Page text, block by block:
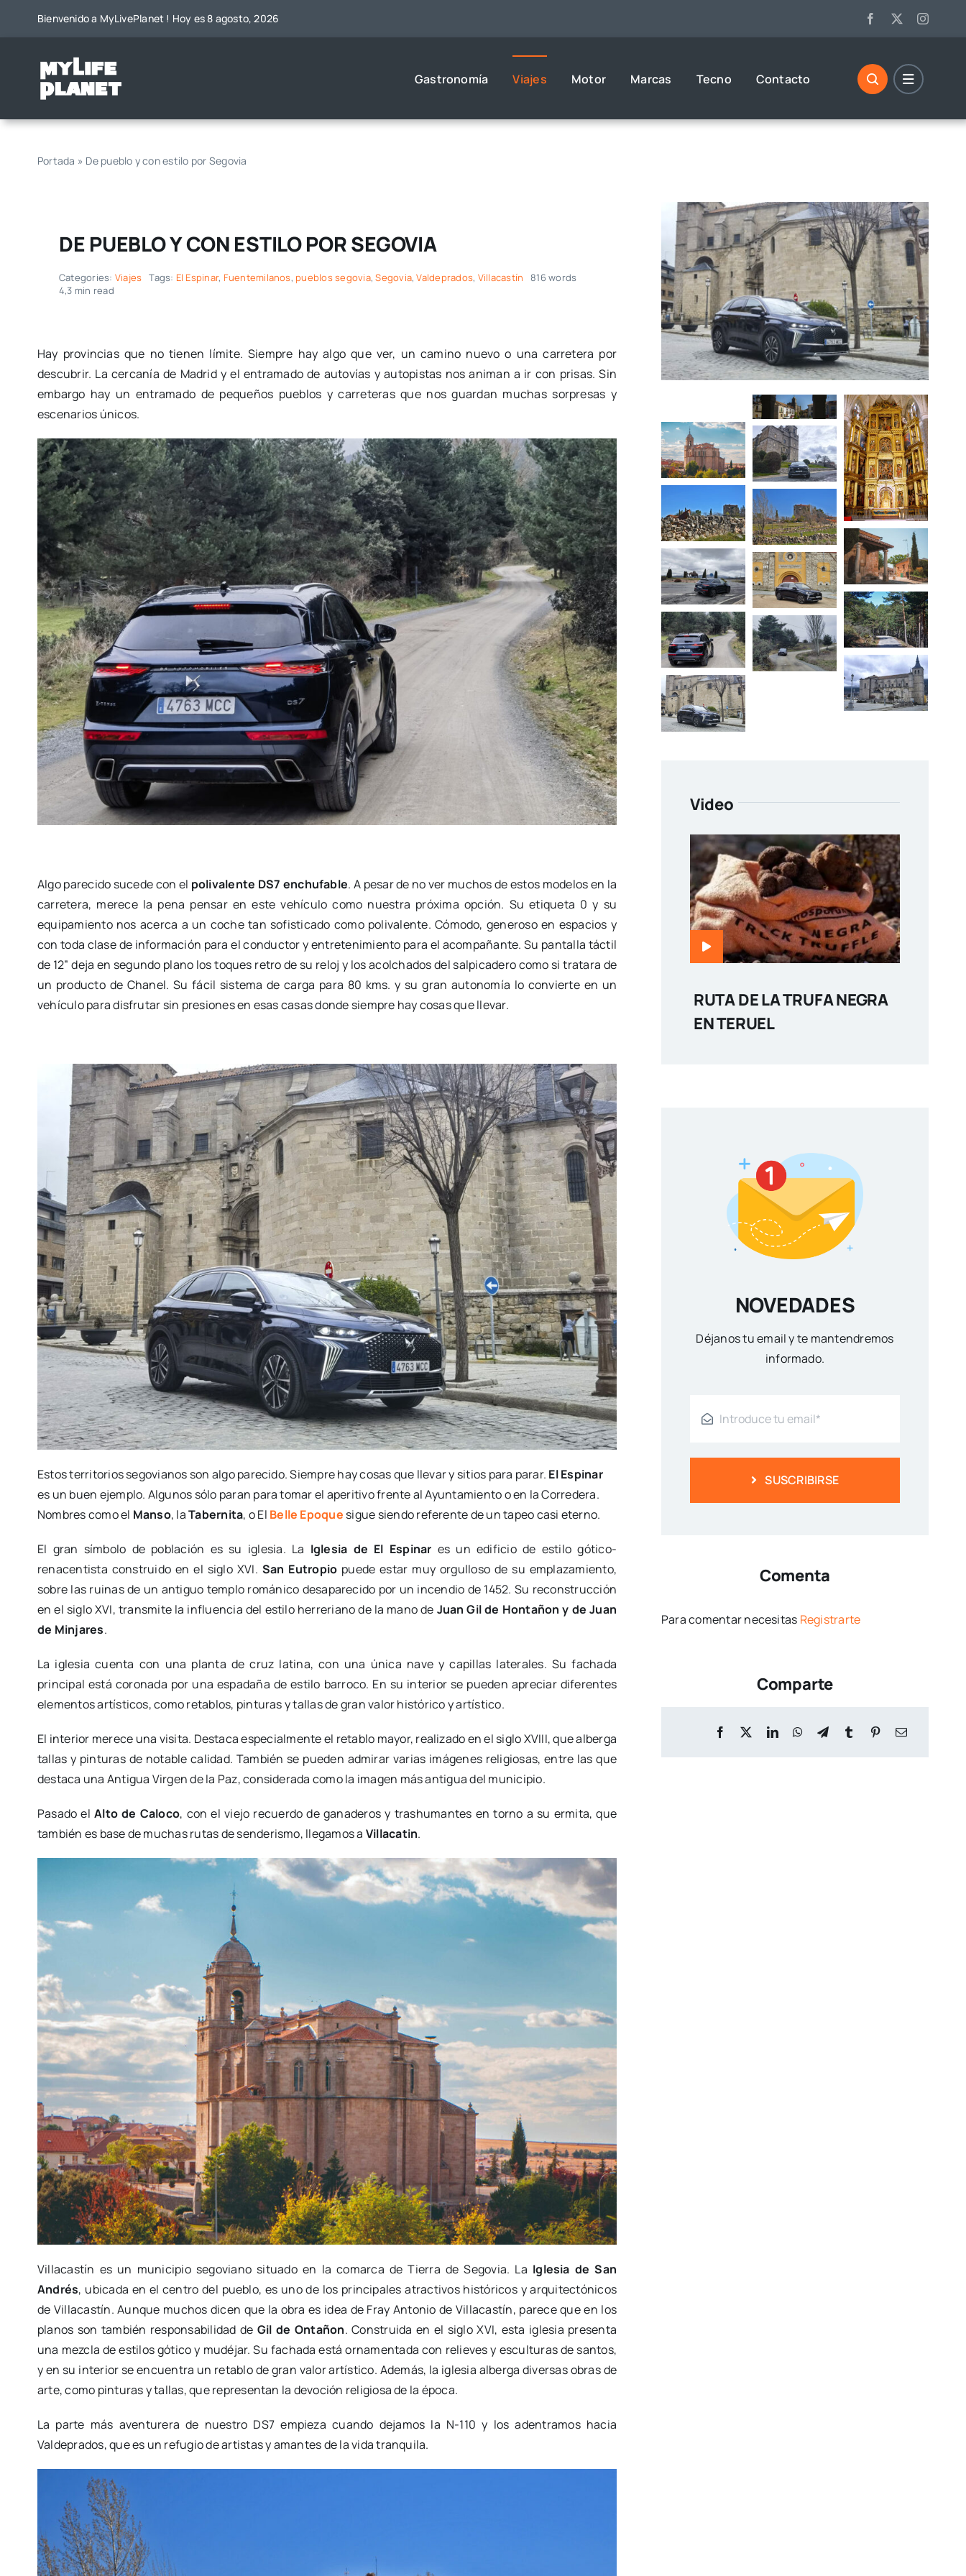
Bienvenido a MyLivePlanet ! Hoy es 8 agosto, 2026
Gastronomía Viajes Motor Marcas Tecno Contacto
Portada » De pueblo y con estilo por Segovia
DE PUEBLO Y CON ESTILO POR SEGOVIA
Categories: Viajes Tags: El Espinar, Fuentemilanos, pueblos segovia,Segovia,Valdeprados, Villacastín
816 words
4,3 min read
Hay provincias que no tienen límite. Siempre hay algo que ver, un camino nuevo o una carretera por
descubrir. La cercanía de Madrid y el entramado de autovías y autopistas nos animan a ir con prisas. Sin
embargo hay un entramado de pequeños pueblos y carreteras que nos guardan muchas sorpresas y
escenarios únicos.
Algo parecido sucede con el polivalente DS7 enchufable. A pesar de no ver muchos de estos modelos en la
carretera, merece la pena pensar en este vehículo como nuestra próxima opción. Su etiqueta 0 y su
equipamiento nos acerca a un coche tan sofisticado como polivalente. Cómodo, generoso en espacios y
con toda clase de información para el conductor y entretenimiento para el acompañante. Su pantalla táctil
de 12” deja en segundo plano los toques retro de su reloj y los acolchados del salpicadero como si tratara de
un producto de Chanel. Su fácil sistema de carga para 80 kms. y su gran autonomía lo convierte en un
vehículo para disfrutar sin presiones en esas casas donde siempre hay cosas que llevar.
Estos territorios segovianos son algo parecido. Siempre hay cosas que llevar y sitios para parar. El Espinar
es un buen ejemplo. Algunos sólo paran para tomar el aperitivo frente al Ayuntamiento o en la Corredera.
Nombres como el Manso, laTabernita, o El Belle Epoque sigue siendo referente de un tapeo casi eterno.
El gran símbolo de población es su iglesia. La Iglesia de El Espinar es un edificio de estilo gótico-
renacentista construido en el siglo XVI. San Eutropio puede estar muy orgulloso de su emplazamiento,
sobre las ruinas de un antiguo templo románico desaparecido por un incendio de 1452. Su reconstrucción
en el siglo XVI, transmite la influencia del estilo herreriano de la mano de Juan Gil de Hontañon y de Juan
de Minjares.
La iglesia cuenta con una planta de cruz latina, con una única nave y capillas laterales. Su fachada
principal está coronada por una espadaña de estilo barroco. En su interior se pueden apreciar diferentes
elementos artísticos, como retablos, pinturas y tallas de gran valor histórico y artístico.
El interior merece una visita. Destaca especialmente el retablo mayor, realizado en el siglo XVIII, que alberga
tallas y pinturas de notable calidad. También se pueden admirar varias imágenes religiosas, entre las que
destaca una Antigua Virgen de la Paz, considerada como la imagen más antigua del municipio.
Pasado elAlto de Caloco, con el viejo recuerdo de ganaderos y trashumantes en torno a su ermita, que
también es base de muchas rutas de senderismo, llegamos a Villacatin.
Villacastín es un municipio segoviano situado en la comarca de Tierra de Segovia. La Iglesia de San
Andrés, ubicada en el centro del pueblo, es uno de los principales atractivos históricos y arquitectónicos
de Villacastín. Aunque muchos dicen que la obra es idea de Fray Antonio de Villacastín, parece que en los
planos son también responsabilidad de Gil de Ontañon. Construida en el siglo XVI, esta iglesia presenta
una mezcla de estilos gótico y mudéjar. Su fachada está ornamentada con relieves y esculturas de santos,
y en su interior se encuentra un retablo de gran valor artístico. Además, la iglesia alberga diversas obras de
arte, como pinturas y tallas, que representan la devoción religiosa de la época.
La parte más aventurera de nuestro DS7 empieza cuando dejamos la N-110 y los adentramos hacia
Valdeprados, que es un refugio de artistas y amantes de la vida tranquila.
Video
RUTA DE LA TRUFA NEGRA
EN TERUEL
NOVEDADES
Déjanos tu email y te mantendremos
informado.
SUSCRIBIRSE
Comenta
Para comentar necesitas Registrarte
Comparte